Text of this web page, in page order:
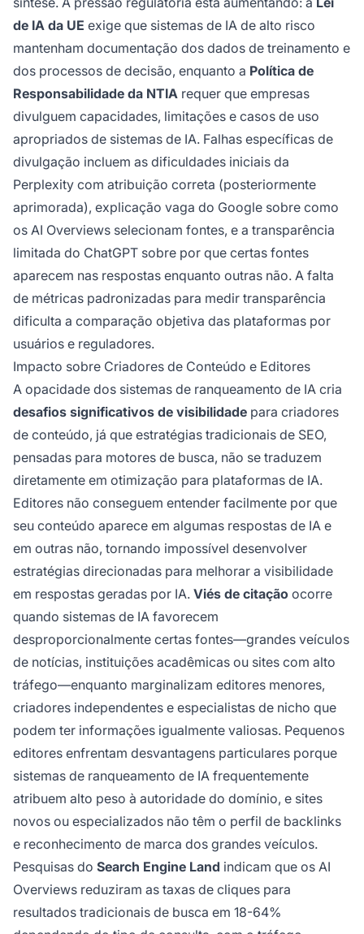
de IA da UE exige que sistemas de IA de alto risco
mantenham documentação dos dados de treinamento e
dos processos de decisão, enquanto a Política de
Responsabilidade da NTIA requer que empresas
divulguem capacidades, limitações e casos de uso
apropriados de sistemas de IA. Falhas específicas de
divulgação incluem as dificuldades iniciais da
Perplexity com atribuição correta (posteriormente
aprimorada), explicação vaga do Google sobre como
os AI Overviews selecionam fontes, e a transparência
limitada do ChatGPT sobre por que certas fontes
aparecem nas respostas enquanto outras não. A falta
de métricas padronizadas para medir transparência
dificulta a comparação objetiva das plataformas por
usuários e reguladores.
Impacto sobre Criadores de Conteúdo e Editores
A opacidade dos sistemas de ranqueamento de IA cria
desafios significativos de visibilidade para criadores
de conteúdo, já que estratégias tradicionais de SEO,
pensadas para motores de busca, não se traduzem
diretamente em otimização para plataformas de IA.
Editores não conseguem entender facilmente por que
seu conteúdo aparece em algumas respostas de IA e
em outras não, tornando impossível desenvolver
estratégias direcionadas para melhorar a visibilidade
em respostas geradas por IA. Viés de citação ocorre
quando sistemas de IA favorecem
desproporcionalmente certas fontes—grandes veículos
de notícias, instituições acadêmicas ou sites com alto
tráfego—enquanto marginalizam editores menores,
criadores independentes e especialistas de nicho que
podem ter informações igualmente valiosas. Pequenos
editores enfrentam desvantagens particulares porque
sistemas de ranqueamento de IA frequentemente
atribuem alto peso à autoridade do domínio, e sites
novos ou especializados não têm o perfil de backlinks
e reconhecimento de marca dos grandes veículos.
Pesquisas do Search Engine Land indicam que os AI
Overviews reduziram as taxas de cliques para
resultados tradicionais de busca em 18-64%